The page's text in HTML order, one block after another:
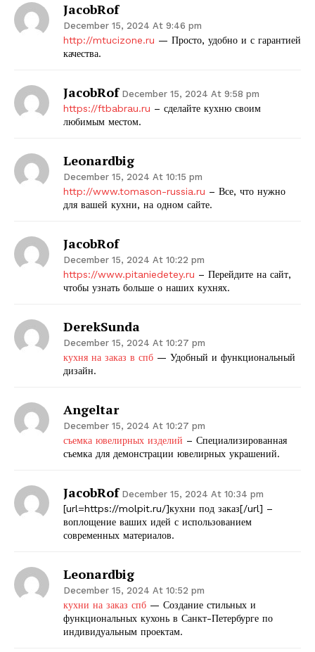
JacobRof
December 15, 2024 At 9:46 pm
http://mtucizone.ru — Просто, удобно и с гарантией
качества.
JacobRof December 15, 2024 At 9:58 pm
https://ftbabrau.ru – сделайте кухню своим
любимым местом.
Leonardbig
December 15, 2024 At 10:15 pm
http://www.tomason-russia.ru – Все, что нужно
для вашей кухни, на одном сайте.
JacobRof
December 15, 2024 At 10:22 pm
https://www.pitaniedetey.ru – Перейдите на сайт,
чтобы узнать больше о наших кухнях.
DerekSunda
December 15, 2024 At 10:27 pm
кухня на заказ в спб — Удобный и функциональный
дизайн.
Angeltar
December 15, 2024 At 10:27 pm
съемка ювелирных изделий – Специализированная
съемка для демонстрации ювелирных украшений.
JacobRof December 15, 2024 At 10:34 pm
[url=https://molpit.ru/]кухни под заказ[/url] –
воплощение ваших идей с использованием
современных материалов.
Leonardbig
December 15, 2024 At 10:52 pm
кухни на заказ спб — Создание стильных и
функциональных кухонь в Санкт-Петербурге по
индивидуальным проектам.